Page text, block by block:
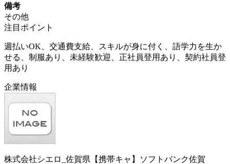
備考
その他
注目ポイント
週払いOK、交通費支給、スキルが身に付く、語学力を生か
せる、制服あり、未経験歓迎、正社員登用あり、契約社員登
用あり
企業情報
株式会社シエロ_佐賀県【携帯キャ】ソフトバンク佐賀